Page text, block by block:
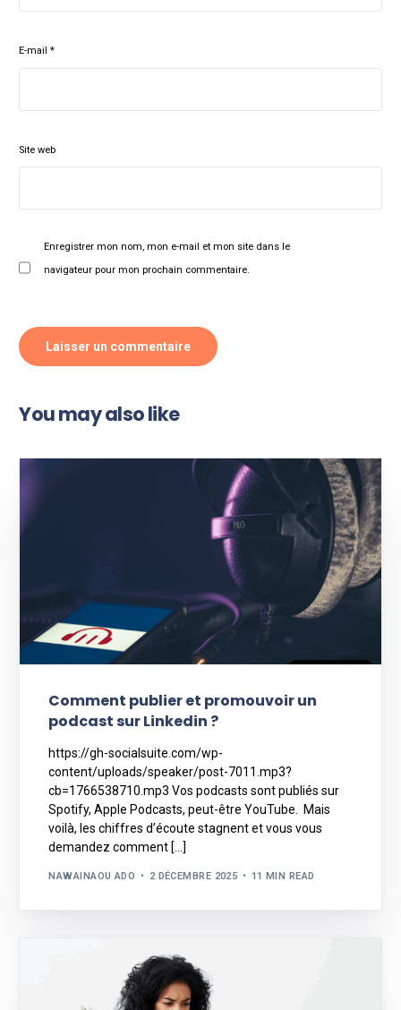
E-mail*
Site web
Enregistrer mon nom, mon e-mail et mon site dans le
navigateur pour mon prochain commentaire.
You may also like
Comment publier et promouvoir un
podcast sur Linkedin ?
https://gh-socialsuite.com/wp-
content/uploads/speaker/post-7011.mp3?
cb=1766538710.mp3 Vos podcasts sont publiés sur
Spotify, Apple Podcasts, peut-être YouTube. Mais
voilà, les chiffres d’écoute stagnent et vous vous
demandez comment […]
NAWAINAOU ADO 2 DÉCEMBRE 2025 11 MIN READ